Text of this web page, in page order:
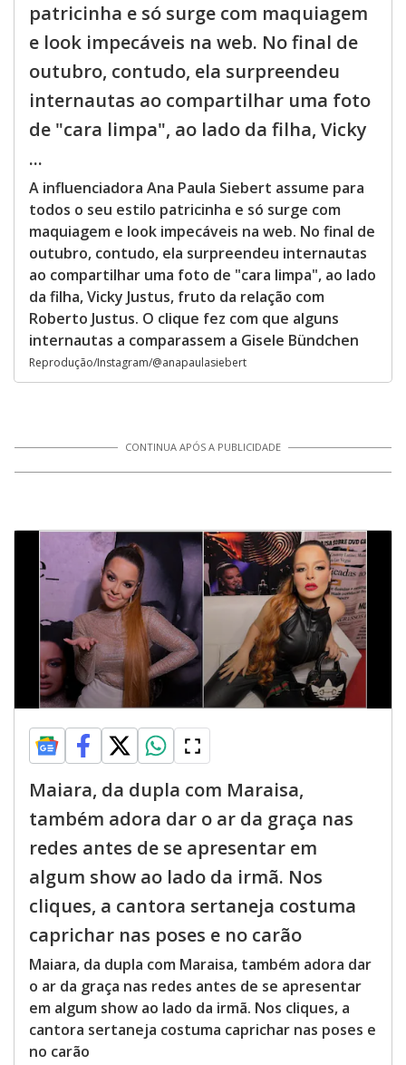
patricinha e só surge com maquiagem
e look impecáveis na web. No final de
outubro, contudo, ela surpreendeu
internautas ao compartilhar uma foto
de "cara limpa", ao lado da filha, Vicky
...
A influenciadora Ana Paula Siebert assume para
todos o seu estilo patricinha e só surge com
maquiagem e look impecáveis na web. No final de
outubro, contudo, ela surpreendeu internautas
ao compartilhar uma foto de "cara limpa", ao lado
da filha, Vicky Justus, fruto da relação com
Roberto Justus. O clique fez com que alguns
internautas a comparassem a Gisele Bündchen
Reprodução/Instagram/@anapaulasiebert
CONTINUA APÓS A PUBLICIDADE
Maiara, da dupla com Maraisa,
também adora dar o ar da graça nas
redes antes de se apresentar em
algum show ao lado da irmã. Nos
cliques, a cantora sertaneja costuma
caprichar nas poses e no carão
Maiara, da dupla com Maraisa, também adora dar
o ar da graça nas redes antes de se apresentar
em algum show ao lado da irmã. Nos cliques, a
cantora sertaneja costuma caprichar nas poses e
no carão